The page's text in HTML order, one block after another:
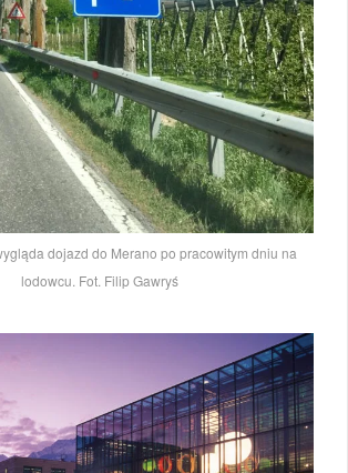
dojazd do Merano po pracowitym dniu na
lodowcu. Fot. Filip Gawryś